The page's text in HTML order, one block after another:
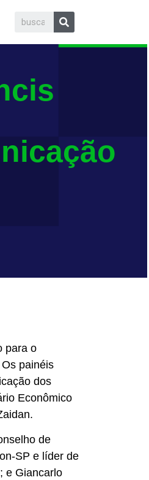
para o
painéis
dos
Econômico
de
SP e líder de
e Giancarlo